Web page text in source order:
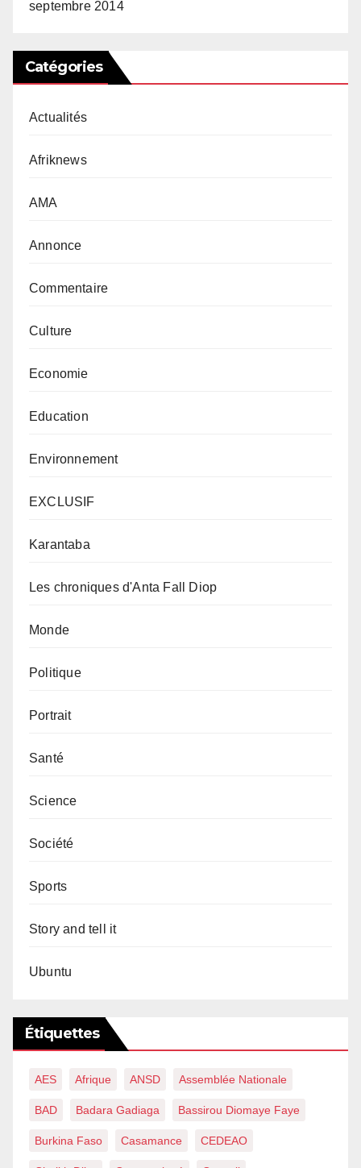
septembre 2014
Catégories
Actualités
Afriknews
AMA
Annonce
Commentaire
Culture
Economie
Education
Environnement
EXCLUSIF
Karantaba
Les chroniques d'Anta Fall Diop
Monde
Politique
Portrait
Santé
Science
Société
Sports
Story and tell it
Ubuntu
Étiquettes
AES Afrique ANSD Assemblée Nationale
BAD Badara Gadiaga Bassirou Diomaye Faye
Burkina Faso Casamance CEDEAO